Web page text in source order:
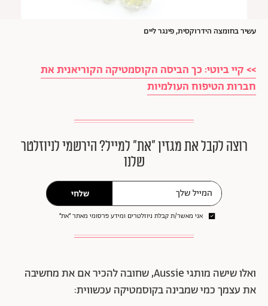
עשיר בחומצה הידרוקסית,פינגר ליים
>> קיי ביוטי: כך הביסה הקוסמטיקה הקוריאנית את
חברות הטיפוח העולמיות
רוצה לקבל את מגזין ״את״ למייל? הירשמי לניוזלטר
שלנו
שלחי
אני מאשר/ת קבלת ניוזלטרים ומידע פרסומי מאתר ״את״
ואלו שישה מותגי Aussie, שחובה להכיר אם את מחשיבה
את עצמך כמי שמבינה בקוסמטיקה עכשווית: